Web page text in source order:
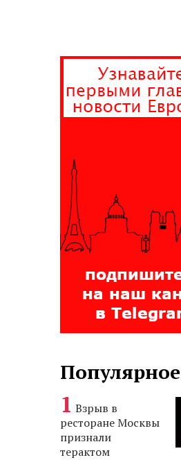
Популярное
Взрыв в
ресторане Москвы
признали
терактом